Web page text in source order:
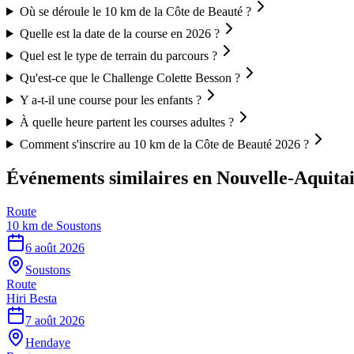
Où se déroule le 10 km de la Côte de Beauté ?
Quelle est la date de la course en 2026 ?
Quel est le type de terrain du parcours ?
Qu'est-ce que le Challenge Colette Besson ?
Y a-t-il une course pour les enfants ?
À quelle heure partent les courses adultes ?
Comment s'inscrire au 10 km de la Côte de Beauté 2026 ?
Événements similaires en Nouvelle-
Route
10 km de Soustons
6 août 2026
Soustons
Route
Hiri Besta
7 août 2026
Hendaye